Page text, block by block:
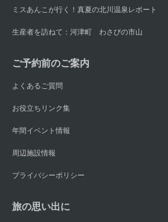
ミスあんこが行く！真夏の北川温泉レポート
生産者を訪ねて：河津町 わさびの市山
ご予約前のご案内
よくあるご質問
お役立ちリンク集
年間イベント情報
周辺施設情報
プライバシーポリシー
旅の思い出に